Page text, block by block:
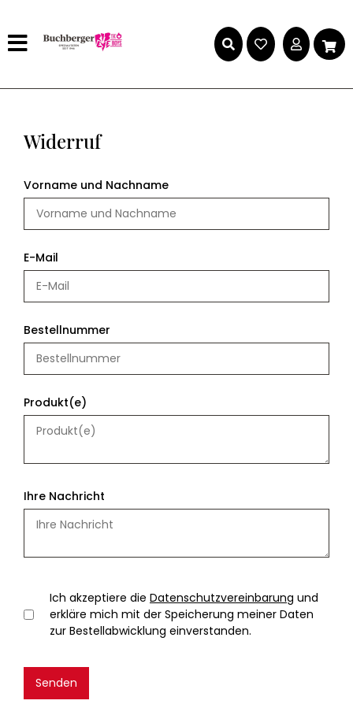
Widerruf
Vorname und Nachname
E-Mail
Bestellnummer
Produkt(e)
Ihre Nachricht
Ich akzeptiere die Datenschutzvereinbarung und
erkläre mich mit der Speicherung meiner Daten
zur Bestellabwicklung einverstanden.
Senden